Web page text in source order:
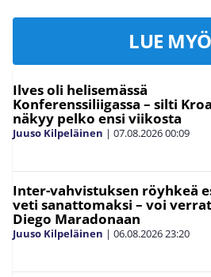
LUE
Ilves oli helisemässä
Konferenssiliigassa – silti
näkyy pelko ensi viikosta
Juuso Kilpeläinen | 07.08.202600:09
Inter-vahvistuksen röyhkeä
veti sanattomaksi – voi
Diego Maradonaan
Juuso Kilpeläinen | 06.08.202623:20